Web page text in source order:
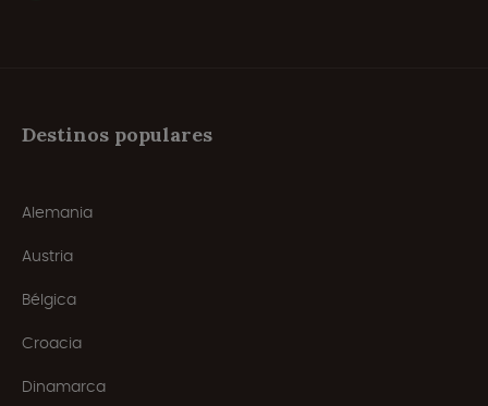
Destinos populares
Alemania
Austria
Bélgica
Croacia
Dinamarca